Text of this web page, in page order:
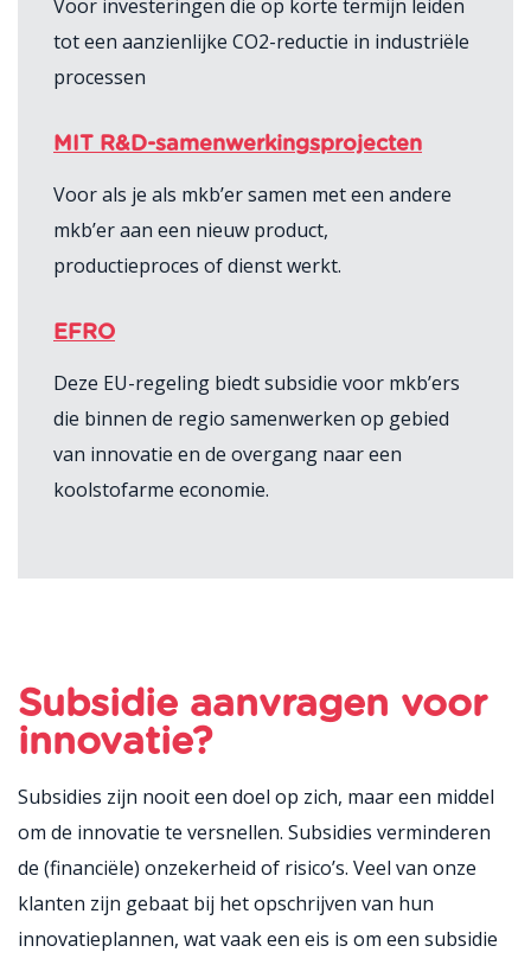
Voor investeringen die op korte termijn leiden
tot een aanzienlijke CO2-reductie in industriële
processen
MIT R&D-samenwerkingsprojecten
Voor als je als mkb’er samen met een andere
mkb’er aan een nieuw product,
productieproces of dienst werkt.
EFRO
Deze EU-regeling biedt subsidie voor mkb’ers
die binnen de regio samenwerken op gebied
van innovatie en de overgang naar een
koolstofarme economie.
Subsidie aanvragen voor
innovatie?
Subsidies zijn nooit een doel op zich, maar een middel
om de innovatie te versnellen. Subsidies verminderen
de (financiële) onzekerheid of risico’s. Veel van onze
klanten zijn gebaat bij het opschrijven van hun
innovatieplannen, wat vaak een eis is om een subsidie